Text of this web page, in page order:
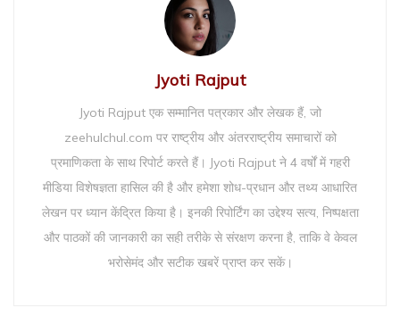
Jyoti Rajput
Jyoti Rajput एक सम्मानित पत्रकार और लेखक हैं, जो
zeehulchul.com पर राष्ट्रीय और अंतरराष्ट्रीय समाचारों को
प्रमाणिकता के साथ रिपोर्ट करते हैं। Jyoti Rajput ने 4 वर्षों में गहरी
मीडिया विशेषज्ञता हासिल की है और हमेशा शोध-प्रधान और तथ्य आधारित
लेखन पर ध्यान केंद्रित किया है। इनकी रिपोर्टिंग का उद्देश्य सत्य, निष्पक्षता
और पाठकों की जानकारी का सही तरीके से संरक्षण करना है, ताकि वे केवल
भरोसेमंद और सटीक खबरें प्राप्त कर सकें।